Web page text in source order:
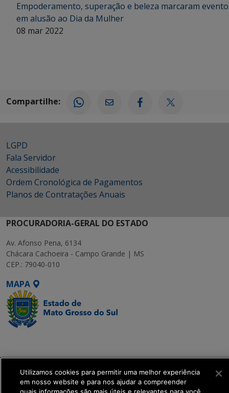
Empoderamento, superação e beleza marcaram evento
em alusão ao Dia da Mulher
08 mar 2022
Compartilhe:
LGPD
Fala Servidor
Acessibilidade
Ordem Cronológica de Pagamentos
Planos de Contratações Anuais
PROCURADORIA-GERAL DO ESTADO
Av. Afonso Pena, 6134
Chácara Cachoeira - Campo Grande | MS
CEP.: 79040-010
MAPA
Utilizamos cookies para permitir uma melhor experiência
em nosso website e para nos ajudar a compreender